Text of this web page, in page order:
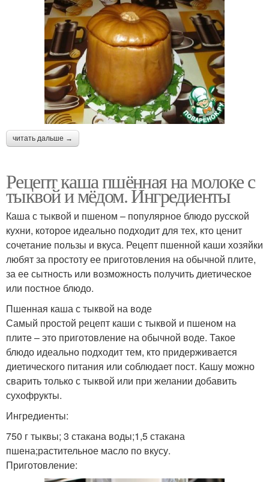
читать дальше →
Рецепт каша пшённая на молоке с
тыквой и мёдом. Ингредиенты
Каша с тыквой и пшеном – популярное блюдо русской
кухни, которое идеально подходит для тех, кто ценит
сочетание пользы и вкуса. Рецепт пшенной каши хозяйки
любят за простоту ее приготовления на обычной плите,
за ее сытность или возможность получить диетическое
или постное блюдо.
Пшенная каша с тыквой на воде
Самый простой рецепт каши с тыквой и пшеном на
плите – это приготовление на обычной воде. Такое
блюдо идеально подходит тем, кто придерживается
диетического питания или соблюдает пост. Кашу можно
сварить только с тыквой или при желании добавить
сухофрукты.
Ингредиенты:
750 г тыквы; 3 стакана воды;1,5 стакана
пшена;растительное масло по вкусу.
Приготовление: